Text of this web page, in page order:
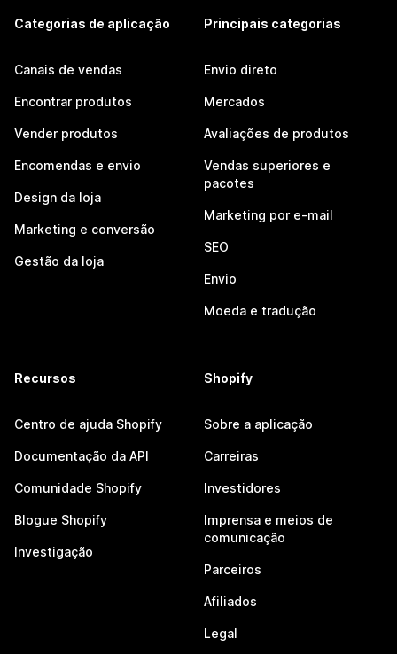
Categorias de aplicação
Canais de vendas
Encontrar produtos
Vender produtos
Encomendas e envio
Design da loja
Marketing e conversão
Gestão da loja
Principais categorias
Envio direto
Mercados
Avaliações de produtos
Vendas superiores e
pacotes
Marketing por e-mail
SEO
Envio
Moeda e tradução
Recursos
Centro de ajuda Shopify
Documentação da API
Comunidade Shopify
Blogue Shopify
Investigação
Shopify
Sobre a aplicação
Carreiras
Investidores
Imprensa e meios de
comunicação
Parceiros
Afiliados
Legal